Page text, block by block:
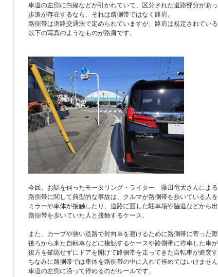
車道の左側に白線などが引かれていて、区分された道路部分があ
歩道が存在するなら、それは路側帯ではなく路肩。
路側帯は道路交通法で定められていますが、路肩は規定されてい
以下の写真のようなものが路肩です。
今回、お話を伺ったモータリング・ライター 藤田竜太さんによ
路側帯に関して典型的な事故は、クルマが路側帯を歩いている人
ミラーや車体が接触したり、道路に面した駐車場や脇道などから
路側帯を歩いていた人と接触するケース。
また、カーブや狭い道路で対向車を避けるために路側帯に寄った
後ろから来た自転車などに接触するケースや路側帯に停車した車
後方を確認せずにドアを開けて路側帯を走ってきた自転車が追突
ちなみに路側帯では車体を路側帯の中に入れて停めてはいけませ
車道の左側に沿って停めるのがルールです。